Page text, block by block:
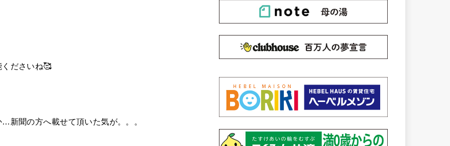
ださいね🥰
新聞の方へ載せて頂いた気が。。。